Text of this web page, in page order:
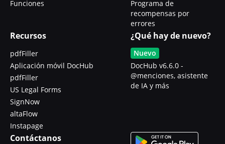
Funciones
Programa de
recompensas por
errores
Recursos
pdfFiller
Aplicación móvil DocHub
pdfFiller
US Legal Forms
SignNow
altaFlow
Instapage
¿Qué hay de nuevo?
Nuevo
DocHub v6.6.0 -
@menciones, asistente
de IA y más
Contáctanos